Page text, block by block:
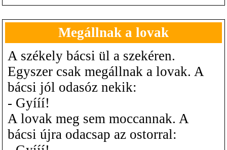
Megállnak a lovak
A székely bácsi ül a szekéren.
Egyszer csak megállnak a lovak. A
bácsi jól odasóz nekik:
- Gyííí!
A lovak meg sem moccannak. A
bácsi újra odacsap az ostorral: